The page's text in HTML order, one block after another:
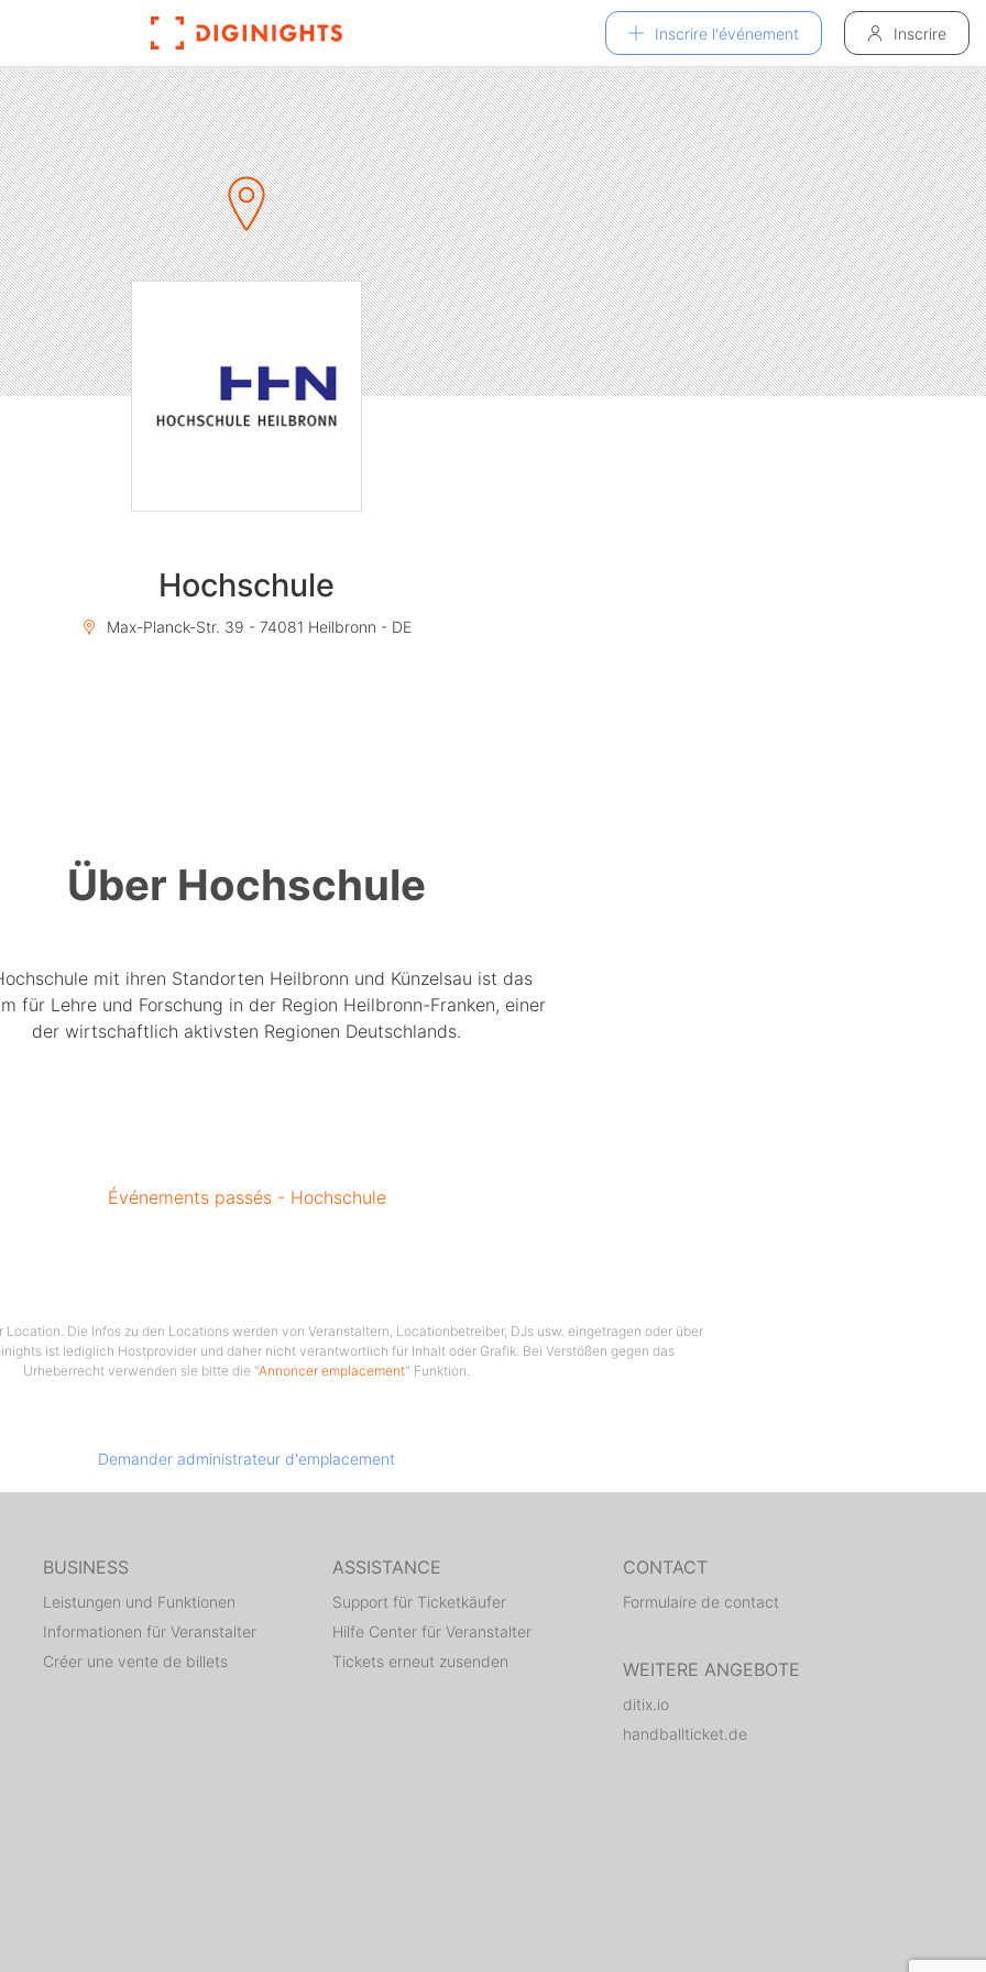
Inscrire l'événement Inscrire
Hochschule
Max-Planck-Str. 39 - 74081 Heilbronn - DE
Über Hochschule
mit ihren Standorten Heilbronn und Künzelsau ist das
für Lehre und Forschung in der Region Heilbronn-Franken, einer
der wirtschaftlich aktivsten Regionen Deutschlands.
Événements passés - Hochschule
Die Infos zu den Locations werden von Veranstaltern, Locationbetreiber, DJs usw. eingetragen oder über
ist lediglich Hostprovider und daher nicht verantwortlich für Inhalt oder Grafik. Bei Verstößen gegen das
Urheberrecht verwenden sie bitte die "Annoncer emplacement" Funktion.
Demander administrateur d'emplacement
BUSINESS
Leistungen und Funktionen
Informationen für Veranstalter
Créer une vente de billets
ASSISTANCE
Support für Ticketkäufer
Hilfe Center für Veranstalter
Tickets erneut zusenden
CONTACT
Formulaire de contact
WEITERE ANGEBOTE
ditix.io
handballticket.de